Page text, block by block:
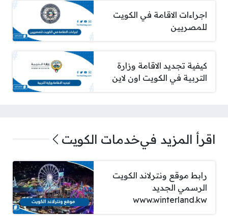
اجراءات الاقامة في الكويت
للمصريين
كيفية تجديد الاقامة وزارة
التربية في الكويت اون لاين
اقرأ المزيد فيخدمات الكويت
رابط موقع ونترلاند الكويت
الرسمي الجديد
www.winterland.kw